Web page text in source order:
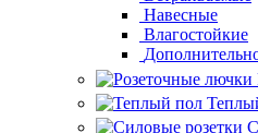
Навесные
Влагостойкие